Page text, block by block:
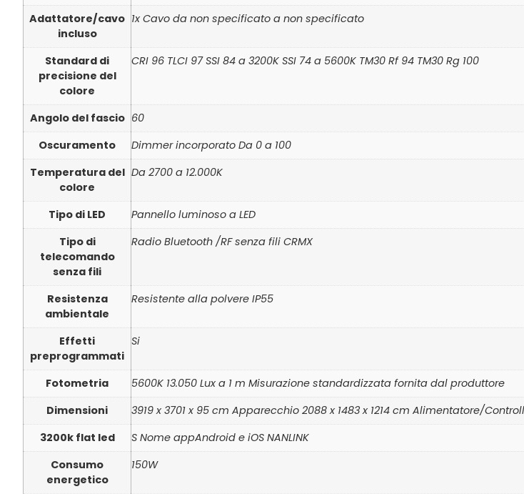
Adattatore/cavo
incluso
1x Cavo da non specificato a non specificato
Standard di
precisione del
colore
CRI 96 TLCI 97 SSI 84 a 3200K SSI 74 a 5600K TM30 Rf 94 TM30 Rg 100
Angolo del fascio 60
Oscuramento
Dimmer incorporato Da 0 a 100
Temperatura del
colore
Da 2700 a 12.000K
Tipo di LED
Pannello luminoso a LED
Tipo di
telecomando
senza fili
Radio Bluetooth /RF senza fili CRMX
Resistenza
ambientale
Resistente alla polvere IP55
Effetti
preprogrammati
Si
Fotometria
5600K 13.050 Lux a 1 m Misurazione standardizzata fornita dal produttore
Dimensioni
3919 x 3701 x 95 cm Apparecchio 2088 x 1483 x 1214 cm Alimentatore/
3200k flat led
S Nome appAndroid e iOS NANLINK
Consumo
energetico
150W